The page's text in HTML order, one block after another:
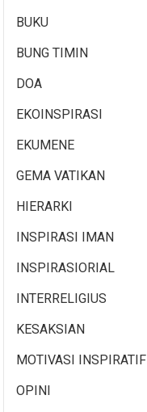
BUKU
BUNG TIMIN
DOA
EKOINSPIRASI
EKUMENE
GEMA VATIKAN
HIERARKI
INSPIRASI IMAN
INSPIRASIORIAL
INTERRELIGIUS
KESAKSIAN
MOTIVASI INSPIRATIF
OPINI